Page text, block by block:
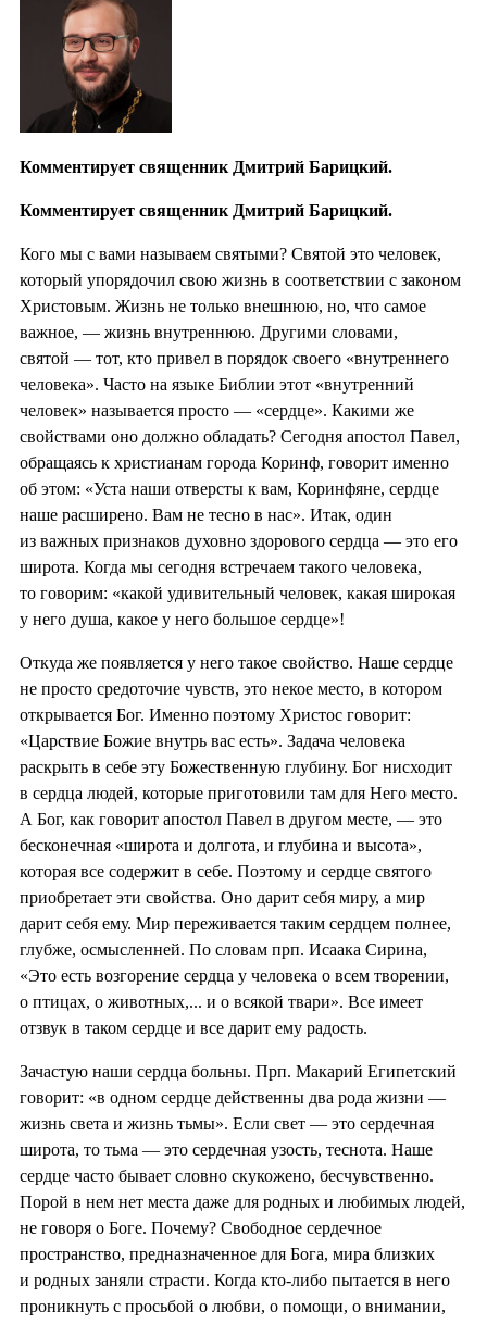
Комментирует священник Дмитрий Барицкий.
Комментирует священник Дмитрий Барицкий.
Кого мы с вами называем святыми? Святой это человек,
который упорядочил свою жизнь в соответствии с законом
Христовым. Жизнь не только внешнюю, но, что самое
важное, — жизнь внутреннюю. Другими словами,
святой — тот, кто привел в порядок своего «внутреннего
человека». Часто на языке Библии этот «внутренний
человек» называется просто — «сердце». Какими же
свойствами оно должно обладать? Сегодня апостол Павел,
обращаясь к христианам города Коринф, говорит именно
об этом: «Уста наши отверсты к вам, Коринфяне, сердце
наше расширено. Вам не тесно в нас». Итак, один
из важных признаков духовно здорового сердца — это его
широта. Когда мы сегодня встречаем такого человека,
то говорим: «какой удивительный человек, какая широкая
у него душа, какое у него большое сердце»!
Откуда же появляется у него такое свойство. Наше сердце
не просто средоточие чувств, это некое место, в котором
открывается Бог. Именно поэтому Христос говорит:
«Царствие Божие внутрь вас есть». Задача человека
раскрыть в себе эту Божественную глубину. Бог нисходит
в сердца людей, которые приготовили там для Него место.
А Бог, как говорит апостол Павел в другом месте, — это
бесконечная «широта и долгота, и глубина и высота»,
которая все содержит в себе. Поэтому и сердце святого
приобретает эти свойства. Оно дарит себя миру, а мир
дарит себя ему. Мир переживается таким сердцем полнее,
глубже, осмысленней. По словам прп. Исаака Сирина,
«Это есть возгорение сердца у человека о всем творении,
о птицах, о животных,... и о всякой твари». Все имеет
отзвук в таком сердце и все дарит ему радость.
Зачастую наши сердца больны. Прп. Макарий Египетский
говорит: «в одном сердце действенны два рода жизни —
жизнь света и жизнь тьмы». Если свет — это сердечная
широта, то тьма — это сердечная узость, теснота. Наше
сердце часто бывает словно скукожено, бесчувственно.
Порой в нем нет места даже для родных и любимых людей,
не говоря о Боге. Почему? Свободное сердечное
пространство, предназначенное для Бога, мира близких
и родных заняли страсти. Когда кто-либо пытается в него
проникнуть с просьбой о любви, о помощи, о внимании,